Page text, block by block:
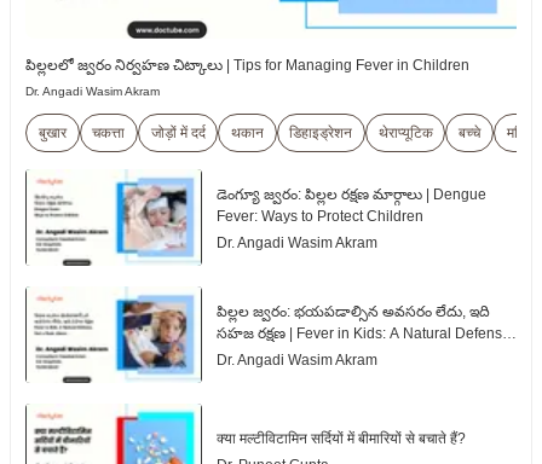
పిల్లలలో జ్వరం నిర్వహణ చిట్కాలు | Tips for Managing Fever in Children
Dr. Angadi Wasim Akram
बुखार चकत्ता जोड़ों में दर्द थकान डिहाइड्रेशन थेराप्यूटिक बच्चे महिला
డెంగ్యూ జ్వరం: పిల్లల రక్షణ మార్గాలు | Dengue
Fever: Ways to Protect Children
Dr. Angadi Wasim Akram
పిల్లల జ్వరం: భయపడాల్సిన అవసరం లేదు, ఇది
సహజ రక్షణ | Fever in Kids: A Natural Defense,
Not a Panic Alarm
Dr. Angadi Wasim Akram
क्या मल्टीविटामिन सर्दियों में बीमारियों से बचाते हैं?